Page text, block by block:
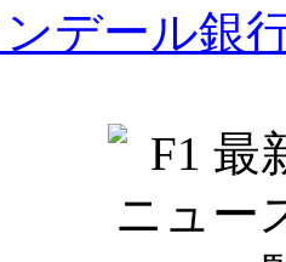
ンデール銀